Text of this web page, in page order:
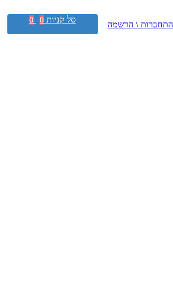
התחברות \ הרשמה סל קניות 0
0